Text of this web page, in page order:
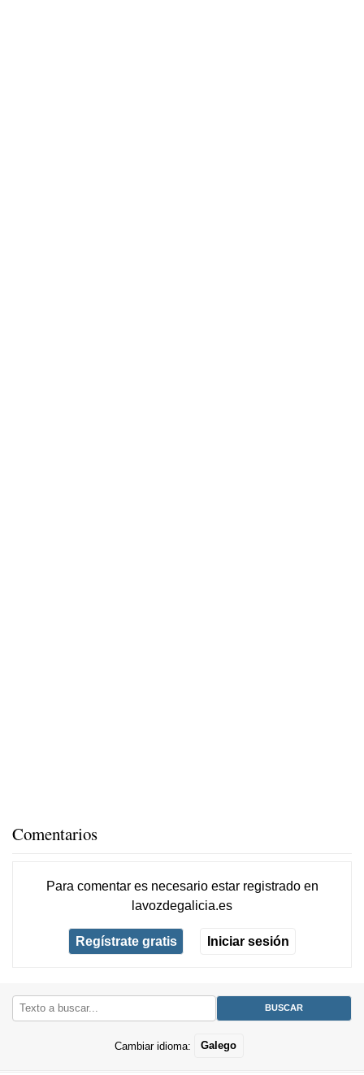
Comentarios
Para comentar es necesario estar registradoen
lavozdegalicia.es
Regístrate gratis Iniciar sesión
Cambiar idioma: Galego